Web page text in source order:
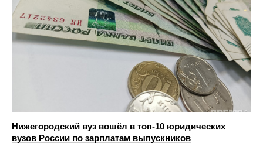
Нижегородский вуз вошёл в топ‑10 юридических
вузов России по зарплатам выпускников